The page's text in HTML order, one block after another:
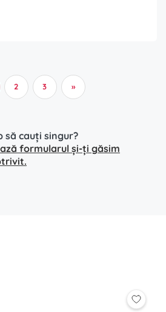
2 3 »
să cauți singur?
formularul și-ți găsim